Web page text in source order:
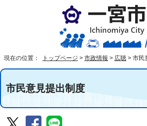
現在の位置： トップページ > 市政情報 > 広聴 > 市民
市民意見提出制度